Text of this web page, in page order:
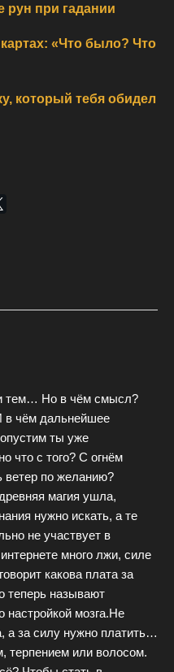
рун при гадании
«Что было? Что
который тебя обидел
тем… Но в чём смысл?
в чём дальнейшее
ты уже
что с того? С огнём
ветер по желанию?
магия ушла,
нужно искать, а те
не участвует в
много лжи, силе
какова плата за
теперь называют
настройкой мозга.Не
а за силу нужно платить…
терпением или волосом.